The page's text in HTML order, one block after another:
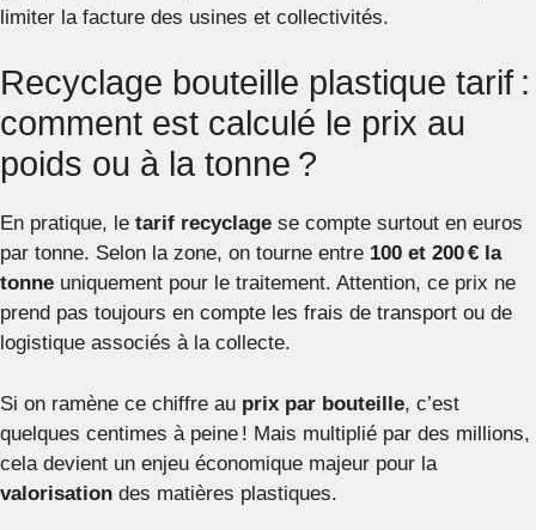
limiter la facture des usines et collectivités.
Recyclage bouteille plastique tarif :
comment est calculé le prix au
poids ou à la tonne ?
En pratique, le tarif recyclage se compte surtout en euros
par tonne. Selon la zone, on tourne entre 100 et 200 € la
tonne uniquement pour le traitement. Attention, ce prix ne
prend pas toujours en compte les frais de transport ou de
logistique associés à la collecte.
Si on ramène ce chiffre au prix par bouteille, c’est
quelques centimes à peine ! Mais multiplié par des millions,
cela devient un enjeu économique majeur pour la
valorisation des matières plastiques.